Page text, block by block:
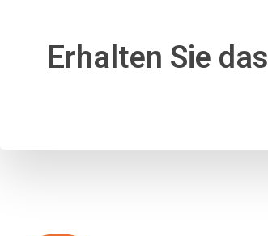
Erhalten Sie das